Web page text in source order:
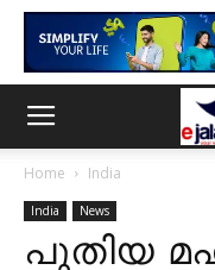
Home India
India News
പുതിയ